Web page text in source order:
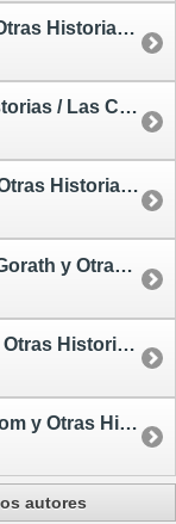
La Forma Entre las Sombras y Otras Historias / Las Crónicas de Conan 29 - cómic
La Muerte de Conan y Otras Historias / Las Crónicas de Conan 30 - cómic
El Imperio de los No-Muertos y Otras Historias / Las Crónicas de Conan 31 - cómic
La Segunda Venida de Shuma-Gorath y Otras Historias / Las Crónicas de Conan 32 - cómic
Alas Infernales Sobre Zamora y Otras Historias / Las Crónicas de Conan 34 - cómic
La Montaña en la que Habita Crom y Otras Historias / Las Crónicas de Conan 33 - cómic
autores